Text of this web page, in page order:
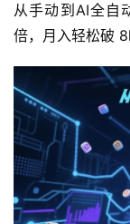
从手动到AI全自
倍，月入轻松破